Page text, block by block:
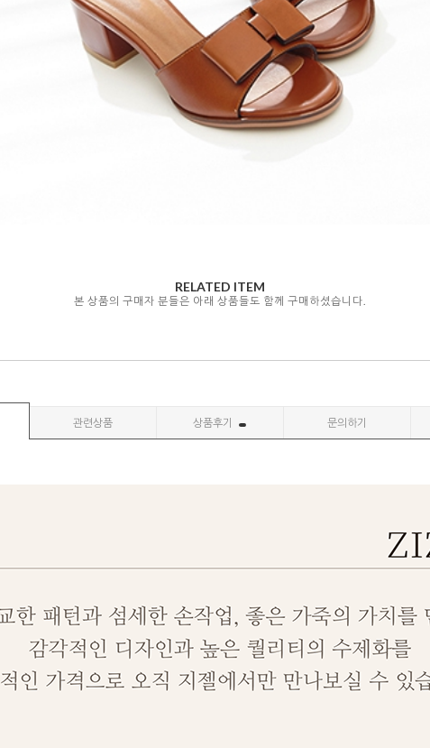
RELATED ITEM
본 상품의 구매자 분들은 아래 상품들도 함께 구매하셨습니다.
관련상품 상품후기 문의하기